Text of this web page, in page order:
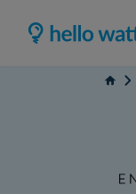
Accueil